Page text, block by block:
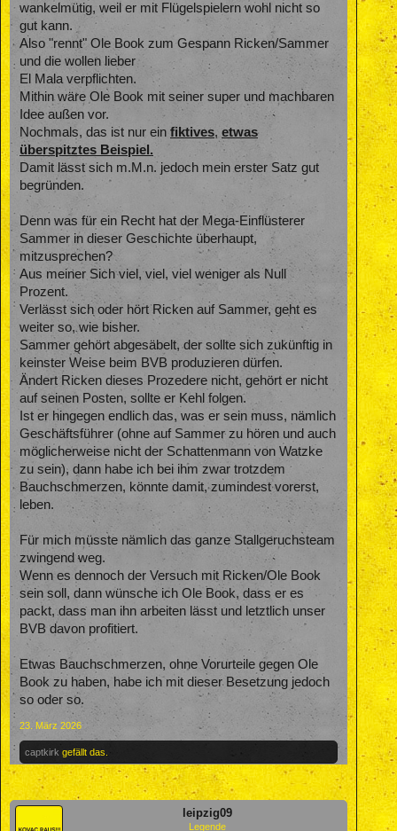
wankelmütig, weil er mit Flügelspielern wohl nicht so
gut kann.
Also "rennt" Ole Book zum Gespann Ricken/Sammer
und die wollen lieber
El Mala verpflichten.
Mithin wäre Ole Book mit seiner super und machbaren
Idee außen vor.
Nochmals, das ist nur ein fiktives, etwas
überspitztes Beispiel.
Damit lässt sich m.M.n. jedoch mein erster Satz gut
begründen.
Denn was für ein Recht hat der Mega-Einflüsterer
Sammer in dieser Geschichte überhaupt,
mitzusprechen?
Aus meiner Sich viel, viel, viel weniger als Null
Prozent.
Verlässt sich oder hört Ricken auf Sammer, geht es
weiter so, wie bisher.
Sammer gehört abgesäbelt, der sollte sich zukünftig in
keinster Weise beim BVB produzieren dürfen.
Ändert Ricken dieses Prozedere nicht, gehört er nicht
auf seinen Posten, sollte er Kehl folgen.
Ist er hingegen endlich das, was er sein muss, nämlich
Geschäftsführer (ohne auf Sammer zu hören und auch
möglicherweise nicht der Schattenmann von Watzke
zu sein), dann habe ich bei ihm zwar trotzdem
Bauchschmerzen, könnte damit, zumindest vorerst,
leben.
Für mich müsste nämlich das ganze Stallgeruchsteam
zwingend weg.
Wenn es dennoch der Versuch mit Ricken/Ole Book
sein soll, dann wünsche ich Ole Book, dass er es
packt, dass man ihn arbeiten lässt und letztlich unser
BVB davon profitiert.
Etwas Bauchschmerzen, ohne Vorurteile gegen Ole
Book zu haben, habe ich mit dieser Besetzung jedoch
so oder so.
23. März 2026
captkirk gefällt das.
leipzig09
Legende